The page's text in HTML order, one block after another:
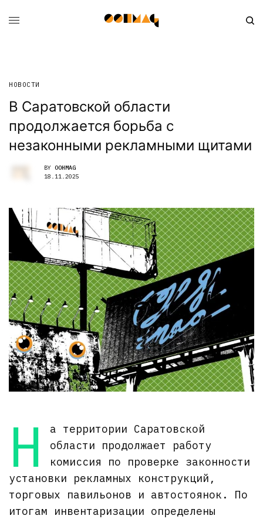
НОВОСТИ
В Саратовской области
продолжается борьба с
незаконными рекламными щитами
BY OOHMAG
18.11.2025
Н
а территории Саратовской
области продолжает работу
комиссия по проверке законности
установки рекламных конструкций,
торговых павильонов и автостоянок. По
итогам инвентаризации определены